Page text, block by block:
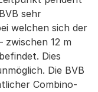
sehr
welchen sich der
zwischen 12 m
Dies
Die BVB
Combino-